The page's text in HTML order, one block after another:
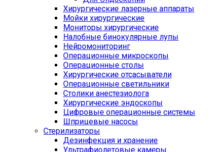
Хирургические лазерные аппараты
Мойки хирургические
Мониторы хирургические
Налобные бинокулярные лупы
Нейромониторинг
Операционные микроскопы
Операционные столы
Хирургические отсасыватели
Операционные светильники
Столики анестезиолога
Хирургические эндоскопы
Цифровые операционные системы
Шприцевые насосы
Стерилизаторы
Дезинфекция и хранение
Ультрафиолетовые камеры